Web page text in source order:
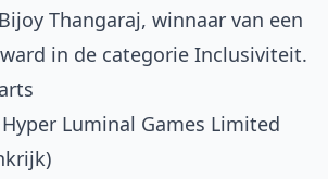
Thangaraj, winnaar van een
in de categorie Inclusiviteit.
Luminal Games Limited